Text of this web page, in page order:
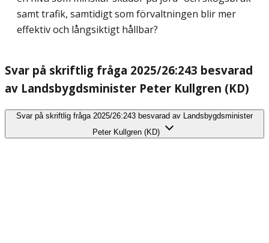
samt trafik, samtidigt som förvaltningen blir mer
effektiv och långsiktigt hållbar?
Svar på skriftlig fråga 2025/26:243 besvarad
av Landsbygdsminister Peter Kullgren (KD)
Svar på skriftlig fråga 2025/26:243 besvarad av Landsbygdsminister
Peter Kullgren (KD)